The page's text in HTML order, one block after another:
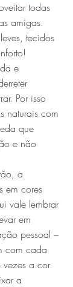
todas
amigas.
tecidos
e
Por isso
naturais com
que
e não
a
em cores
vale lembrar
em
pessoal –
com cada
vezes a cor
a